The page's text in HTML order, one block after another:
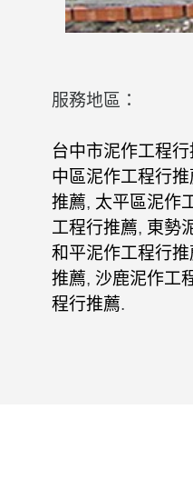
服務地區：
台中市泥作工程行
中區泥作工程行推
推薦, 太平區泥作
工程行推薦, 東勢
和平泥作工程行推
推薦, 沙鹿泥作工
程行推薦.